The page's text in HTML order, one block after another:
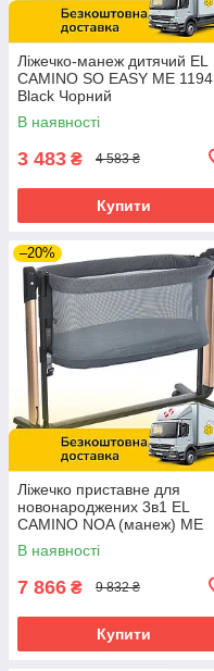
Ліжечко-манеж дитячий EL
CAMINO SO EASY ME 1194
Black Чорний
В наявності
3 483 ₴ 4 583 ₴
Купити
–20%
Ліжечко приставне для
новонароджених 3в1 EL
CAMINO NOA (манеж) ME
1125-G Dark Gray Темно-
сірий
В наявності
7 866 ₴ 9 832 ₴
Купити